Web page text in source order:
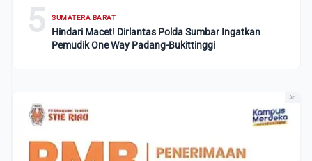
5 SUMATERA BARAT
Hindari Macet! Dirlantas Polda Sumbar Ingatkan
Pemudik One Way Padang-Bukittinggi
Ad